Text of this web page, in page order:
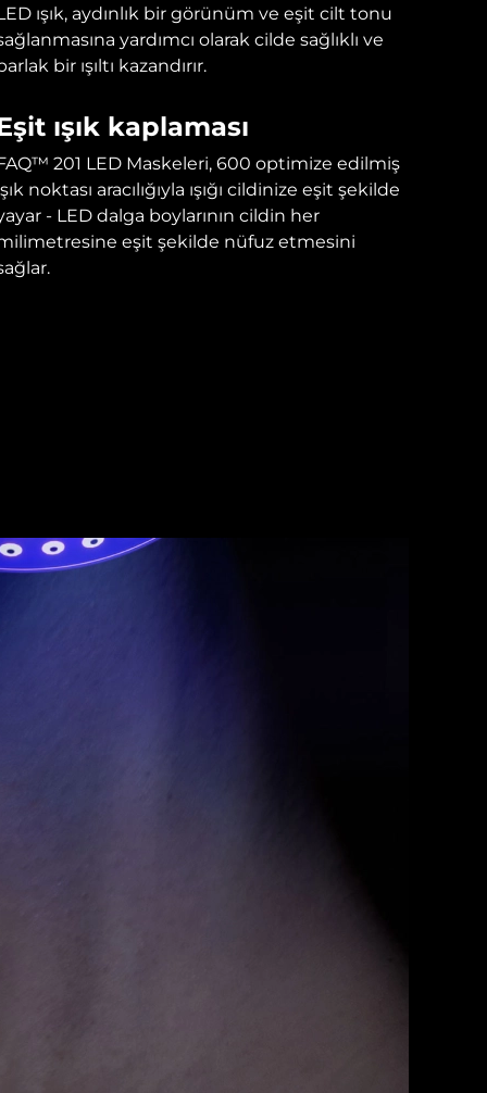
ışık, aydınlık bir görünüm ve eşit cilt tonu
yardımcı olarak cilde sağlıklı ve
bir ışıltı kazandırır.
ışık kaplaması
201 LED Maskeleri, 600 optimize edilmiş
noktası aracılığıyla ışığı cildinize eşit şekilde
- LED dalga boylarının cildin her
eşit şekilde nüfuz etmesini